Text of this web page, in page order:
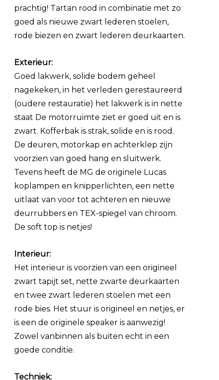
prachtig! Tartan rood in combinatie met zo
goed als nieuwe zwart lederen stoelen,
rode biezen en zwart lederen deurkaarten.
Exterieur:
Goed lakwerk, solide bodem geheel
nagekeken, in het verleden gerestaureerd
(oudere restauratie) het lakwerk is in nette
staat De motorruimte ziet er goed uit en is
zwart. Kofferbak is strak, solide en is rood.
De deuren, motorkap en achterklep zijn
voorzien van goed hang en sluitwerk.
Tevens heeft de MG de originele Lucas
koplampen en knipperlichten, een nette
uitlaat van voor tot achteren en nieuwe
deurrubbers en TEX-spiegel van chroom.
De soft top is netjes!
Interieur:
Het interieur is voorzien van een origineel
zwart tapijt set, nette zwarte deurkaarten
en twee zwart lederen stoelen met een
rode bies. Het stuur is origineel en netjes, er
is een de originele speaker is aanwezig!
Zowel vanbinnen als buiten echt in een
goede conditie.
Techniek: